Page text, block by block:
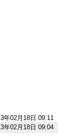
年02月18日 09:11
年02月18日 09:04